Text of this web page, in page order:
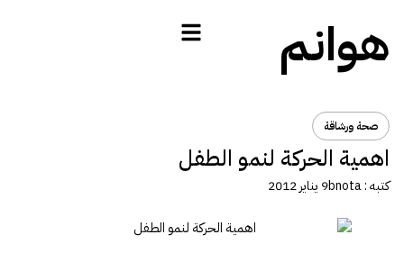
هوانم
صحة ورشاقة
اهمية الحركة لنمو الطفل
كتبه :bnota9 يناير 2012